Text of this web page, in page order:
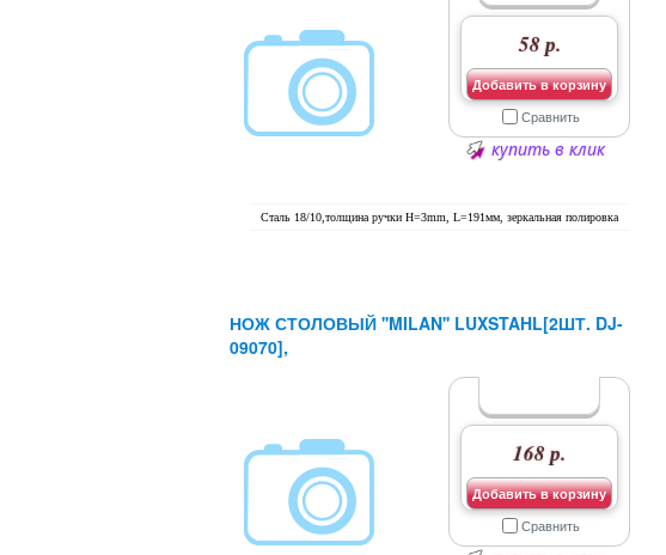
Сталь 18/10,толщина ручки H=3mm, L=191мм, зеркальная полировка
58 р.
Добавить в корзину
Сравнить
купить в клик
НОЖ СТОЛОВЫЙ ''MILAN'' LUXSTAHL[2ШТ. DJ-
09070],
168 р.
Добавить в корзину
Сравнить